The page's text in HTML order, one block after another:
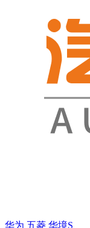
华为 五菱 华境S